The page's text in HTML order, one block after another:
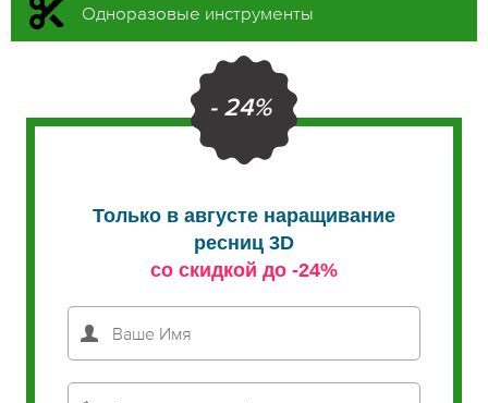
Одноразовые инструменты
- 24%
Только в августе наращивание
ресниц 3D
со скидкой до -24%